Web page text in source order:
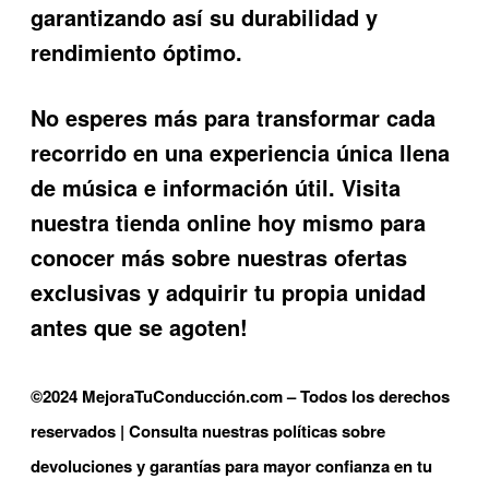
garantizando así su durabilidad y
rendimiento óptimo.
No esperes más para transformar cada
recorrido en una experiencia única llena
de música e información útil. Visita
nuestra tienda online hoy mismo para
conocer más sobre nuestras ofertas
exclusivas y adquirir tu propia unidad
antes que se agoten!
©2024 MejoraTuConducción.com – Todos los derechos
reservados | Consulta nuestras políticas sobre
devoluciones y garantías para mayor confianza en tu